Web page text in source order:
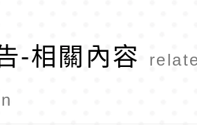
-相關內容